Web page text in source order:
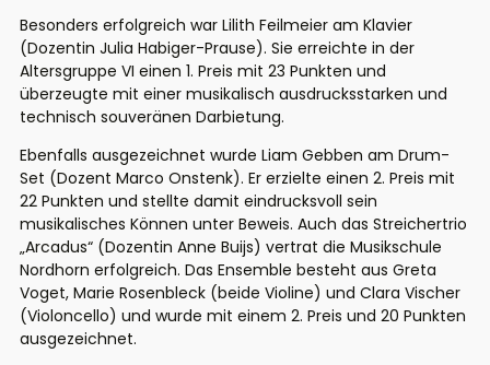
Besonders erfolgreich war Lilith Feilmeier am Klavier
(Dozentin Julia Habiger-Prause). Sie erreichte in der
Altersgruppe VI einen 1. Preis mit 23 Punkten und
überzeugte mit einer musikalisch ausdrucksstarken und
technisch souveränen Darbietung.
Ebenfalls ausgezeichnet wurde Liam Gebben am Drum-
Set (Dozent Marco Onstenk). Er erzielte einen 2. Preis mit
22 Punkten und stellte damit eindrucksvoll sein
musikalisches Können unter Beweis. Auch das Streichertrio
„Arcadus“ (Dozentin Anne Buijs) vertrat die Musikschule
Nordhorn erfolgreich. Das Ensemble besteht aus Greta
Voget, Marie Rosenbleck (beide Violine) und Clara Vischer
(Violoncello) und wurde mit einem 2. Preis und 20 Punkten
ausgezeichnet.